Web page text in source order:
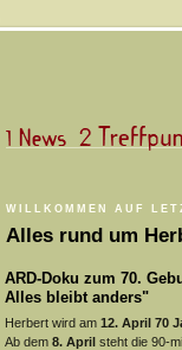
WILLKOMMEN AUF
Alles rund um
ARD-Doku zum 70.
Alles bleibt anders"
Herbert wird am 12. April 70
Ab dem 8. Aprilsteht die 90-